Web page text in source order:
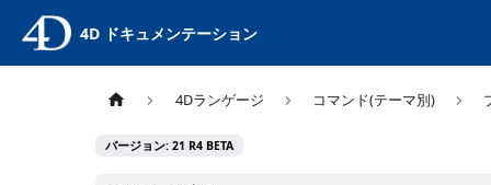
4D ドキュメンテーション
4Dランゲージ コマンド(テーマ別)
バージョン: 21 R4 BETA